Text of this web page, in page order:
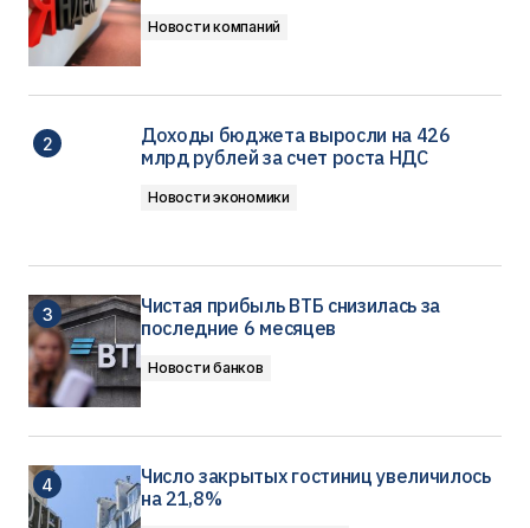
Новости компаний
Доходы бюджета выросли на 426
млрд рублей за счет роста НДС
Новости экономики
Чистая прибыль ВТБ снизилась за
последние 6 месяцев
Новости банков
Число закрытых гостиниц увеличилось
на 21,8%